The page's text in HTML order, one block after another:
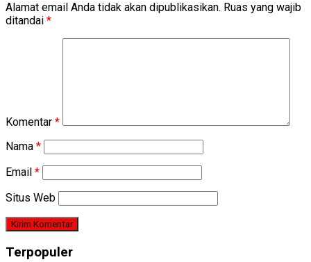
Alamat email Anda tidak akan dipublikasikan. Ruas yang wajib
ditandai *
Komentar *
Nama *
Email *
Situs Web
Terpopuler